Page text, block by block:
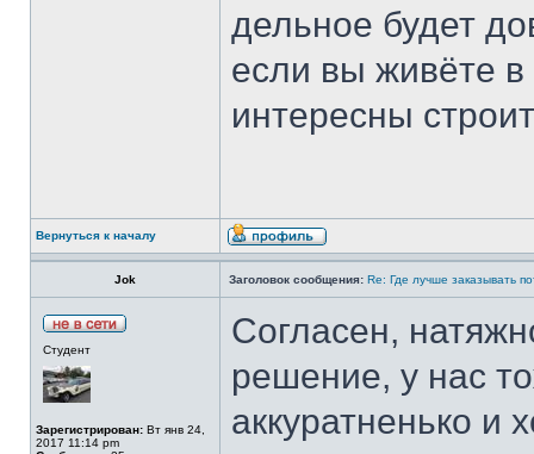
дельное будет
если вы живёте
интересны
Вернуться к началу
Jok Заголовок сообщения: Re: Где лучше заказывать
Студент
Зарегистрирован: Вт янв 24,
2017 11:14 pm
Согласен,
решение, у нас
аккуратненько